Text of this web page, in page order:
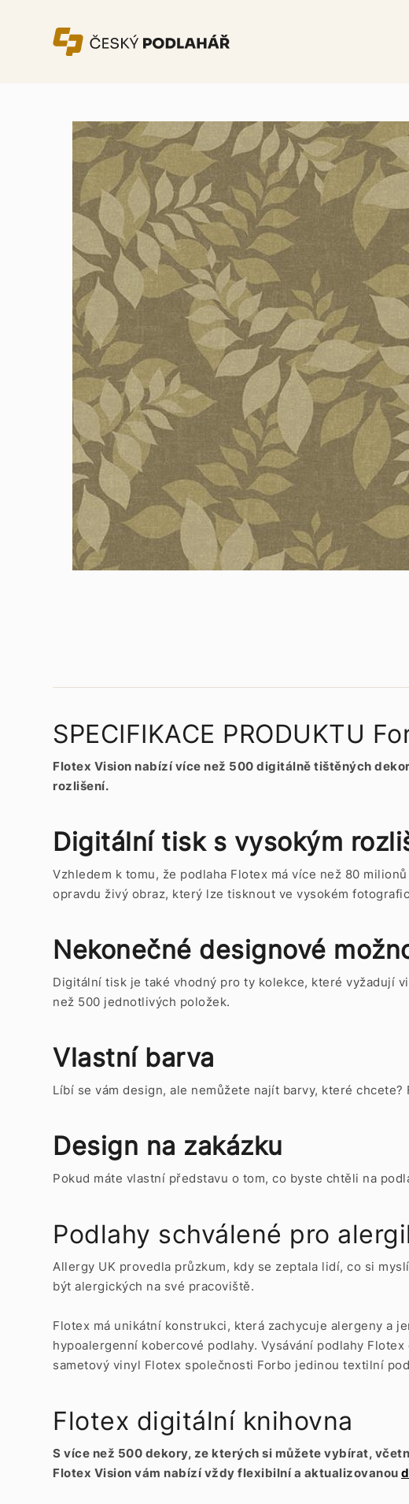
SPECIFIKACE PRODUKTU
Flotex Vision nabízí více než 500 digitálně tištěných
rozlišení.
Digitální tisk s vysokým
Vzhledem k tomu, že podlaha Flotex má více než 80 milionů
opravdu živý obraz, který lze tisknout ve vysokém
Nekonečné designové
Digitální tisk je také vhodný pro ty kolekce, které vyžadují
než 500 jednotlivých položek.
Vlastní barva
Líbí se vám design, ale nemůžete najít barvy, které
Design na zakázku
Pokud máte vlastní představu o tom, co byste chtěli na
Podlahy schválené pro
Allergy UK provedla průzkum, kdy se zeptala lidí, co si
být alergických na své pracoviště.
Flotex má unikátní konstrukci, která zachycuje alergeny a
hypoalergenní kobercové podlahy. Vysávání podlahy
sametový vinyl Flotex společnosti Forbo jedinou textilní
Flotex digitální knihovna
S více než 500 dekory, ze kterých si můžete vybírat,
Flotex Vision vám nabízí vždy flexibilní a aktualizovanou